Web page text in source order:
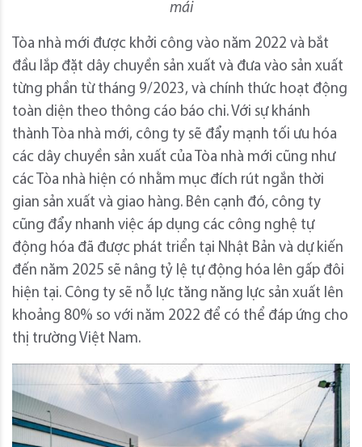
mái
Tòa nhà mới được khởi công vào năm 2022 và bắt
đầu lắp đặt dây chuyền sản xuất và đưa vào sản xuất
từng phần từ tháng 9/2023, và chính thức hoạt động
toàn diện theo thông cáo báo chi. Với sự khánh
thành Tòa nhà mới, công ty sẽ đẩy mạnh tối ưu hóa
các dây chuyền sản xuất của Tòa nhà mới cũng như
các Tòa nhà hiện có nhằm mục đích rút ngắn thời
gian sản xuất và giao hàng. Bên cạnh đó, công ty
cũng đẩy nhanh việc áp dụng các công nghệ tự
động hóa đã được phát triển tại Nhật Bản và dự kiến
đến năm 2025 sẽ nâng tỷ lệ tự động hóa lên gấp đôi
hiện tại. Công ty sẽ nỗ lực tăng năng lực sản xuất lên
khoảng 80% so với năm 2022 để có thể đáp ứng cho
thị trường Việt Nam.